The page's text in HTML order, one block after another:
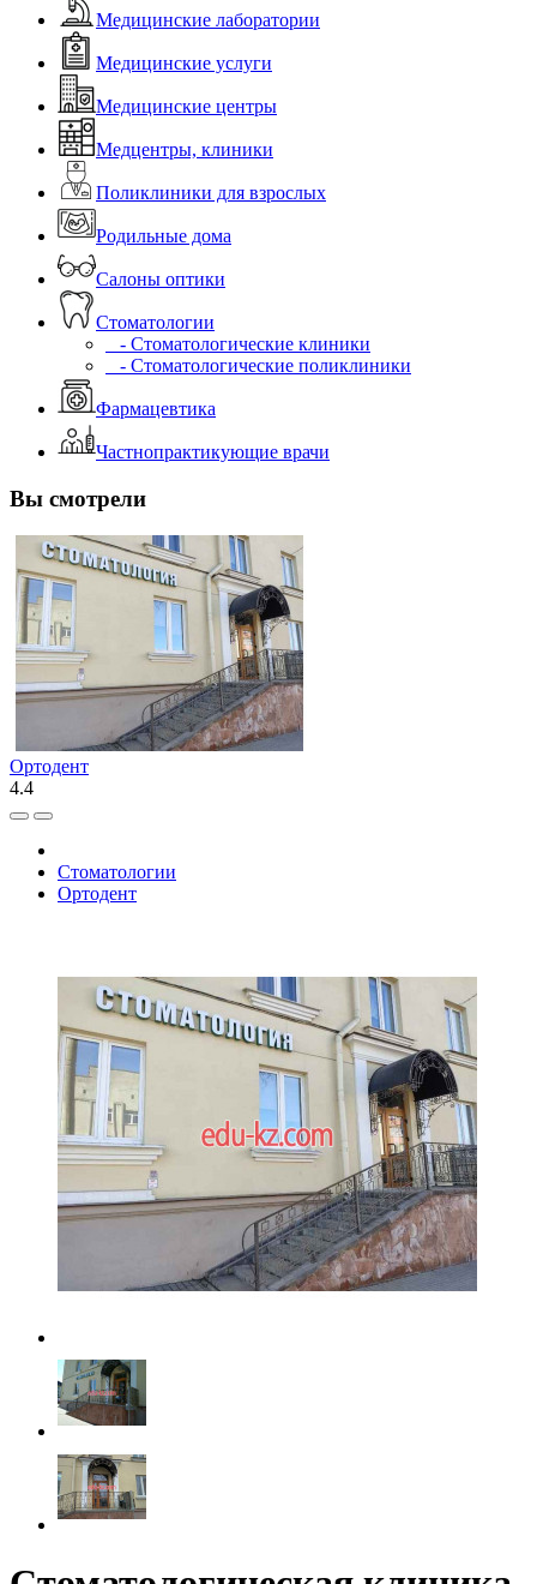
Медицинские лаборатории
Медицинские услуги
Медицинские центры
Медцентры, клиники
Поликлиники для взрослых
Родильные дома
Салоны оптики
Стоматологии
- Стоматологические клиники
- Стоматологические поликлиники
Фармацевтика
Частнопрактикующие врачи
Вы смотрели
Ортодент
4.4
Стоматологии
Ортодент